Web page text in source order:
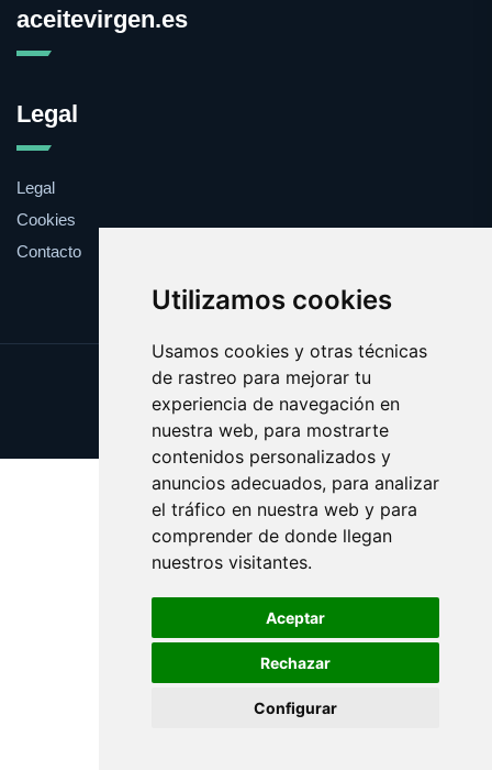
Utilizamos cookies
Usamos cookies y otras técnicas
de rastreo para mejorar tu
experiencia de navegación en
nuestra web, para mostrarte
contenidos personalizados y
anuncios adecuados, para analizar
el tráfico en nuestra web y para
comprender de donde llegan
nuestros visitantes.
Aceptar
Rechazar
Configurar
aceitevirgen.es
Legal
Legal
Cookies
Contacto
Update cookies preferences
Copyright © 2025 aceitevirgen.es